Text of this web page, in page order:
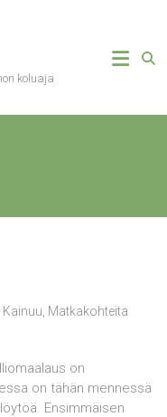
koluaja
Kainuu Matkakohteita
on
on tähän mennessä
Ensimmäisen